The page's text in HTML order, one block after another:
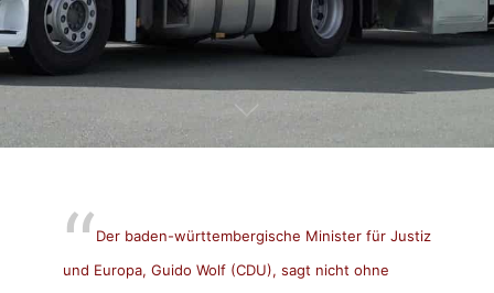
Der baden-württembergische Minister für Justiz
und Europa, Guido Wolf (CDU), sagt nicht ohne